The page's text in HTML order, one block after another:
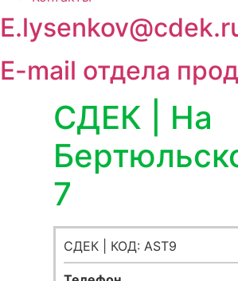
E-mail отдела
СДЕК | На
7
СДЕК | КОД: AST9